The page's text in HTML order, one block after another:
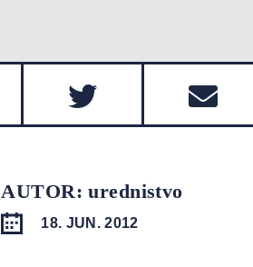
AUTOR: urednistvo
18. JUN. 2012